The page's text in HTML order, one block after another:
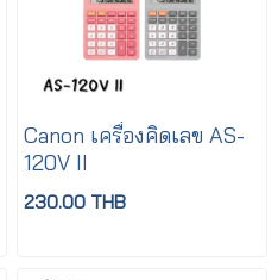
Canon เครื่องคิดเลข AS-
120V II
230.00 THB